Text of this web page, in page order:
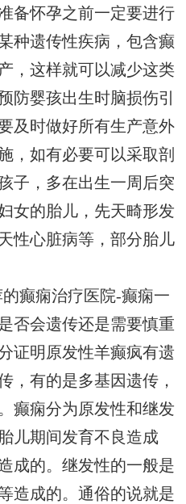
备怀孕之前一定要进行
种遗传性疾病，包含癫
，这样就可以减少这类
防婴孩出生时脑损伤引
及时做好所有生产意外
，如有必要可以采取剖
子，多在出生一周后突
女的胎儿，先天畸形发
性心脏病等，部分胎儿
癫痫治疗医院-癫痫一
否会遗传还是需要慎重
证明原发性羊癫疯有遗
，有的是多基因遗传，
癫痫分为原发性和继发
儿期间发育不良造成
成的。继发性的一般是
造成的。通俗的说就是